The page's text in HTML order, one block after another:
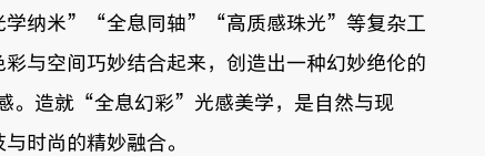
学纳米”“全息同轴”“高质感珠光”等复杂工
彩与空间巧妙结合起来，创造出一种幻妙绝伦的
。造就“全息幻彩”光感美学，是自然与现
时尚的精妙融合。